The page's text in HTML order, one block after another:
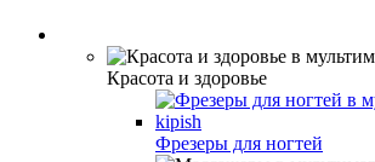
Красота и здоровье
Фрезеры для ногтей